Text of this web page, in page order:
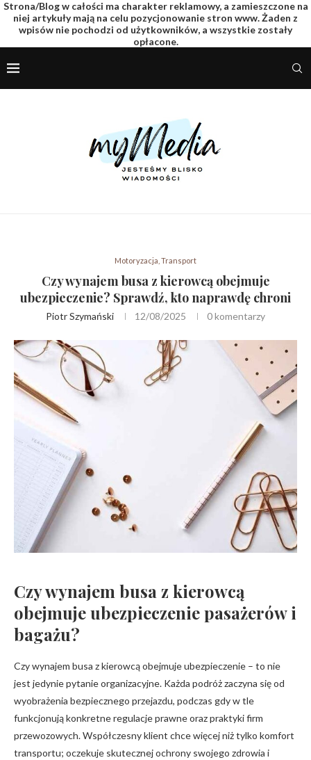
Strona/Blog w całości ma charakter reklamowy, a zamieszczone na
niej artykuły mają na celu pozycjonowanie stron www. Żaden z
wpisów nie pochodzi od użytkowników, a wszystkie zostały
opłacone.
Motoryzacja, Transport
Czy wynajem busa z kierowcą obejmuje
ubezpieczenie? Sprawdź, kto naprawdę chroni
Piotr Szymański 12/08/2025 0 komentarzy
Czy wynajem busa z kierowcą
obejmuje ubezpieczenie pasażerów i
bagażu?
Czy wynajem busa z kierowcą obejmuje ubezpieczenie – to nie
jest jedynie pytanie organizacyjne. Każda podróż zaczyna się od
wyobrażenia bezpiecznego przejazdu, podczas gdy w tle
funkcjonują konkretne regulacje prawne oraz praktyki firm
przewozowych. Współczesny klient chce więcej niż tylko komfort
transportu; oczekuje skutecznej ochrony swojego zdrowia i